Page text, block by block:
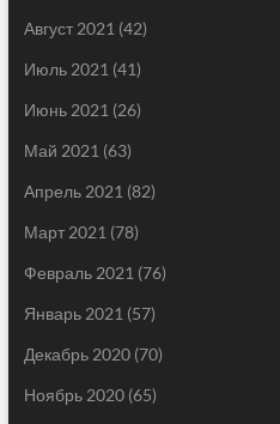
Август 2021 (42)
Июль 2021 (41)
Июнь 2021 (26)
Май 2021 (63)
Апрель 2021 (82)
Март 2021 (78)
Февраль 2021 (76)
Январь 2021 (57)
Декабрь 2020(70)
Ноябрь 2020(65)